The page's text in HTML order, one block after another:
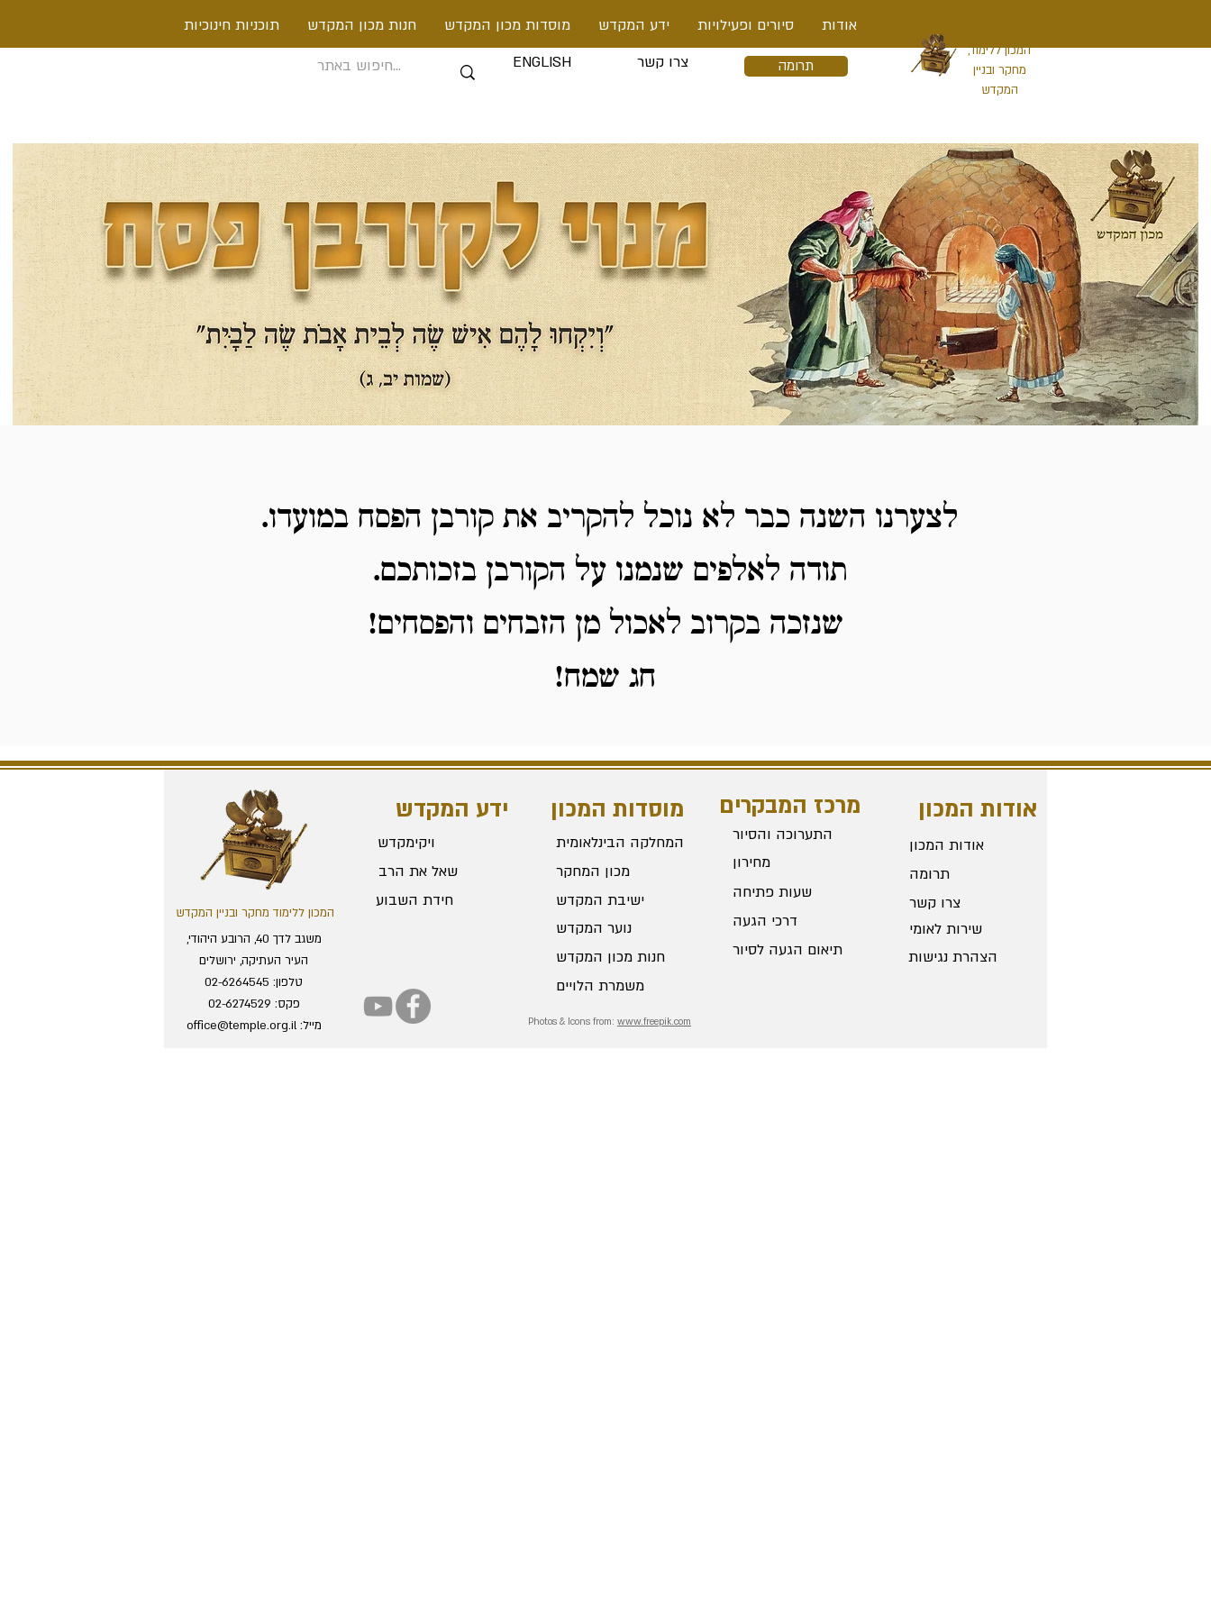
אודות סיורים ופעילויות ידע המקדש מוסדות מכון המקדש חנות מכון המקדש
תוכניות חינוכיות
ENGLISH
צרו קשר תרומה
המכון ללימוד,
מחקר ובניין
המקדש
לצערנו השנה כבר לא נוכל להקריב את קורבן הפסח במועדו.
תודה לאלפים שנמנו על הקורבן בזכותכם.
שנזכה בקרוב לאכול מן הזבחים והפסחים!
חג שמח!
המכון ללימוד מחקר ובניין המקדש
משגב לדך 40, הרובע היהודי,
העיר העתיקה, ירושלים
טלפון: 02-6264545
פקס: 02-6274529
מייל:office@temple.org.il
ידע המקדש
ויקימקדש
שאל את הרב
חידת השבוע
מוסדות המכון
המחלקה הבינלאומית
מכון המחקר
ישיבת המקדש
נוער המקדש
חנות מכון המקדש
מרכז המבקרים
התערוכה והסיור
מחירון
שעות פתיחה
דרכי הגעה
תיאום הגעה לסיור
אודות המכון
אודות המכון
תרומה
צרו קשר
שירות לאומי
הצהרת נגישות
Photos & Icons from: www.freepik.com
משמרת הלויים